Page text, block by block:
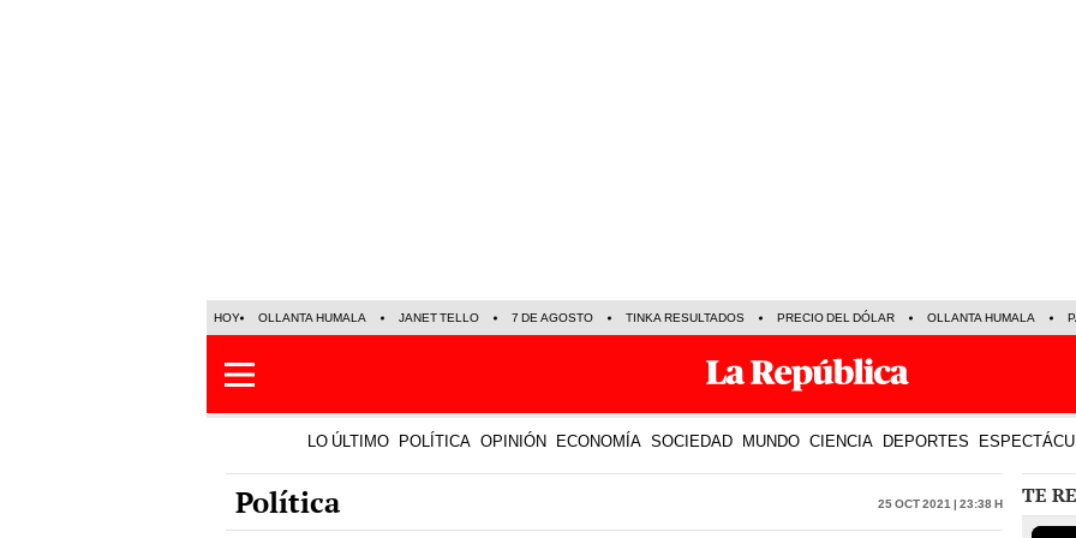
HOY OLLANTA HUMALA JANET TELLO 7 DE AGOSTO TINKA RESULTADOS PRECIO DEL DÓLAR OLLANTA HUMALA
LO ÚLTIMO POLÍTICA OPINIÓN ECONOMÍA SOCIEDAD MUNDO CIENCIA DEPORTES
Política 25 Oct 2021 | 23:38 h TE